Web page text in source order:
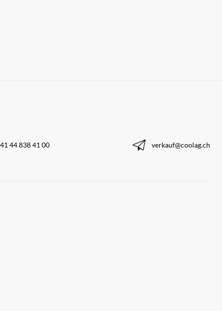
44 838 41 00 verkauf@coolag.ch